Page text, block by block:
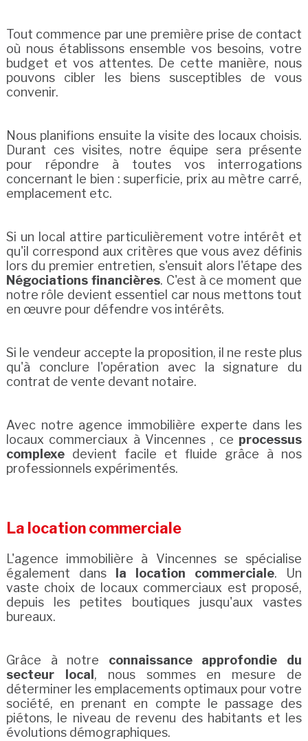
Tout commence par une première prise de contact
où nous établissons ensemble vos besoins, votre
budget et vos attentes. De cette manière, nous
pouvons cibler les biens susceptibles de vous
convenir.
Nous planifions ensuite la visite des locaux choisis.
Durant ces visites, notre équipe sera présente
pour répondre à toutes vos interrogations
concernant le bien : superficie, prix au mètre carré,
emplacement etc.
Si un local attire particulièrement votre intérêt et
qu'il correspond aux critères que vous avez définis
lors du premier entretien, s'ensuit alors l'étape des
Négociations financières. C'est à ce moment que
notre rôle devient essentiel car nous mettons tout
en œuvre pour défendre vos intérêts.
Si le vendeur accepte la proposition, il ne reste plus
qu'à conclure l'opération avec la signature du
contrat de vente devant notaire.
Avec notre agence immobilière experte dans les
locaux commerciaux à Vincennes , ce processus
complexedevient facile et fluide grâce à nos
professionnels expérimentés.
La location commerciale
L'agence immobilière à Vincennes se spécialise
également dans
la location commerciale. Un
vaste choix de locaux commerciaux est proposé,
depuis les petites boutiques jusqu'aux vastes
bureaux.
Grâce à notre connaissance approfondie du
secteur local , nous sommes en mesure de
déterminer les emplacements optimaux pour votre
société, en prenant en compte le passage des
piétons, le niveau de revenu des habitants et les
évolutions démographiques.